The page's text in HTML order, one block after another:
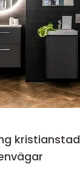
planering,